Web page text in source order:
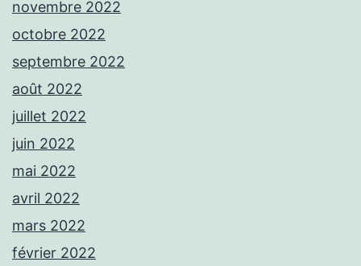
novembre 2022
octobre 2022
septembre 2022
août 2022
juillet 2022
juin 2022
mai 2022
avril 2022
mars 2022
février 2022